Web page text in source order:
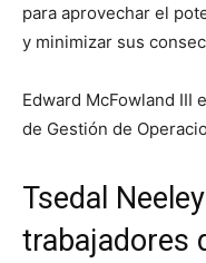
para aprovechar el
y minimizar sus
Edward McFowland III
de Gestión de
Tsedal
trabajadores